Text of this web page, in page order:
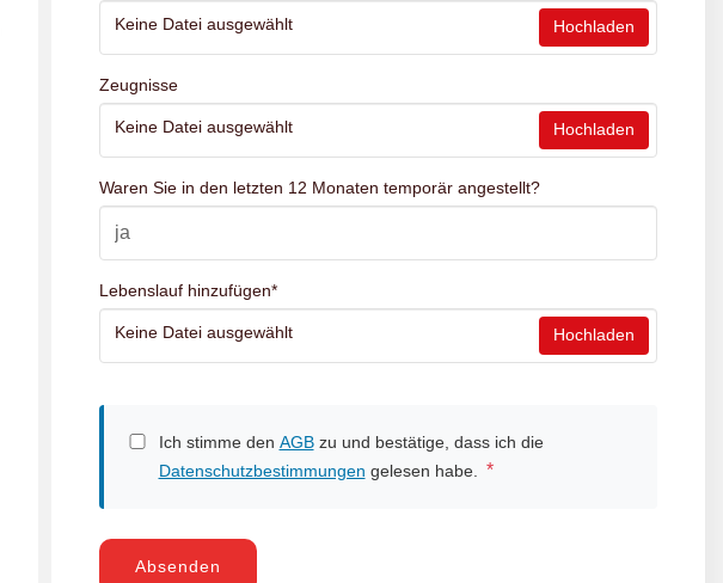
Keine Datei ausgewählt Hochladen
Zeugnisse
Keine Datei ausgewählt Hochladen
Waren Sie in den letzten 12 Monaten temporär angestellt?
Lebenslauf hinzufügen*
Keine Datei ausgewählt Hochladen
Ich stimme den AGBzu und bestätige, dass ich die
Datenschutzbestimmungen gelesen habe. *
Absenden